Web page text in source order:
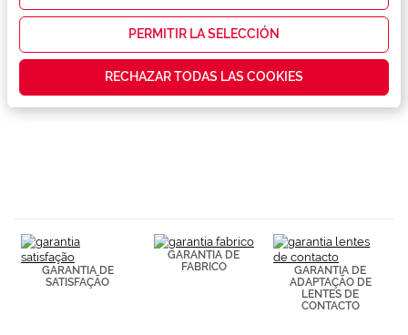
las
que realmente
contenidos
personalizados
de páginas
visitadas).
Puedes
consultar más
PERMITIR LA SELECCIÓN
RECHAZAR TODAS LAS COOKIES
Garantias e serviços exclusivos
GARANTIA DE
SATISFAÇÃO
GARANTIA DE
FABRICO
GARANTIA DE
ADAPTAÇÃO DE
LENTES DE
CONTACTO